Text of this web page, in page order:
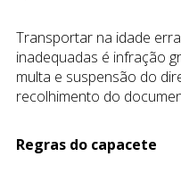
Transportar na idade
inadequadas é infração
multa e suspensão do
recolhimento do
Regras do capacete